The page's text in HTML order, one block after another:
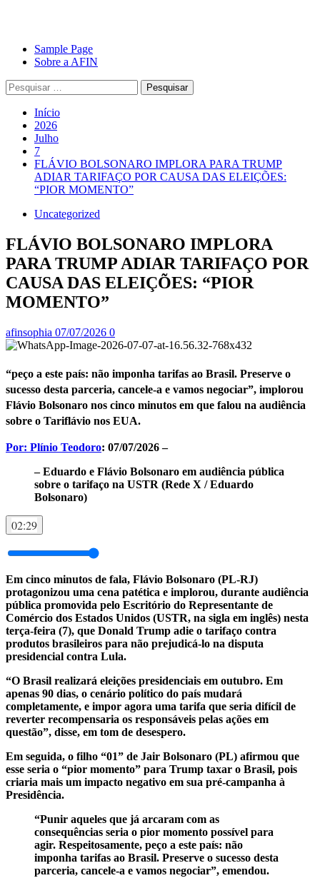
Avançar
para
conteúdo
Primary
Menu
Sample Page
Sobre a AFIN
Pesquisar
por:
Início
2026
Julho
7
FLÁVIO BOLSONARO IMPLORA PARA TRUMP
ADIAR TARIFAÇO POR CAUSA DAS ELEIÇÕES:
“PIOR MOMENTO”
Uncategorized
FLÁVIO BOLSONARO IMPLORA
PARA TRUMP ADIAR TARIFAÇO POR
CAUSA DAS ELEIÇÕES: “PIOR
MOMENTO”
afinsophia 07/07/2026 0
“peço a este país: não imponha tarifas ao Brasil. Preserve o
sucesso desta parceria, cancele-a e vamos negociar”, implorou
Flávio Bolsonaro nos cinco minutos em que falou na audiência
sobre o Tariflávio nos EUA.
Por: Plínio Teodoro: 07/07/2026 –
– Eduardo e Flávio Bolsonaro em audiência pública
sobre o tarifaço na USTR (Rede X / Eduardo
Bolsonaro)
02:29
Em cinco minutos de fala, Flávio Bolsonaro (PL-RJ)
protagonizou uma cena patética e implorou, durante audiência
pública promovida pelo Escritório do Representante de
Comércio dos Estados Unidos (USTR, na sigla em inglês) nesta
terça-feira (7), que Donald Trump adie o tarifaço contra
produtos brasileiros para não prejudicá-lo na disputa
presidencial contra Lula.
“O Brasil realizará eleições presidenciais em outubro. Em
apenas 90 dias, o cenário político do país mudará
completamente, e impor agora uma tarifa que seria difícil de
reverter recompensaria os responsáveis ​​pelas ações em
questão”, disse, em tom de desespero.
Em seguida, o filho “01” de Jair Bolsonaro (PL) afirmou que
esse seria o “pior momento” para Trump taxar o Brasil, pois
criaria mais um impacto negativo em sua pré-campanha à
Presidência.
“Punir aqueles que já arcaram com as
consequências seria o pior momento possível para
agir. Respeitosamente, peço a este país: não
imponha tarifas ao Brasil. Preserve o sucesso desta
parceria, cancele-a e vamos negociar”, emendou.